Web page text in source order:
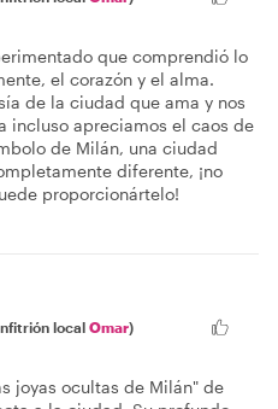
que comprendió lo
el corazón y el alma.
de la ciudad que ama y nos
incluso apreciamos el caos de
de Milán, una ciudad
diferente, ¡no
proporcionártelo!
local Omar)
joyas ocultas de Milán" de